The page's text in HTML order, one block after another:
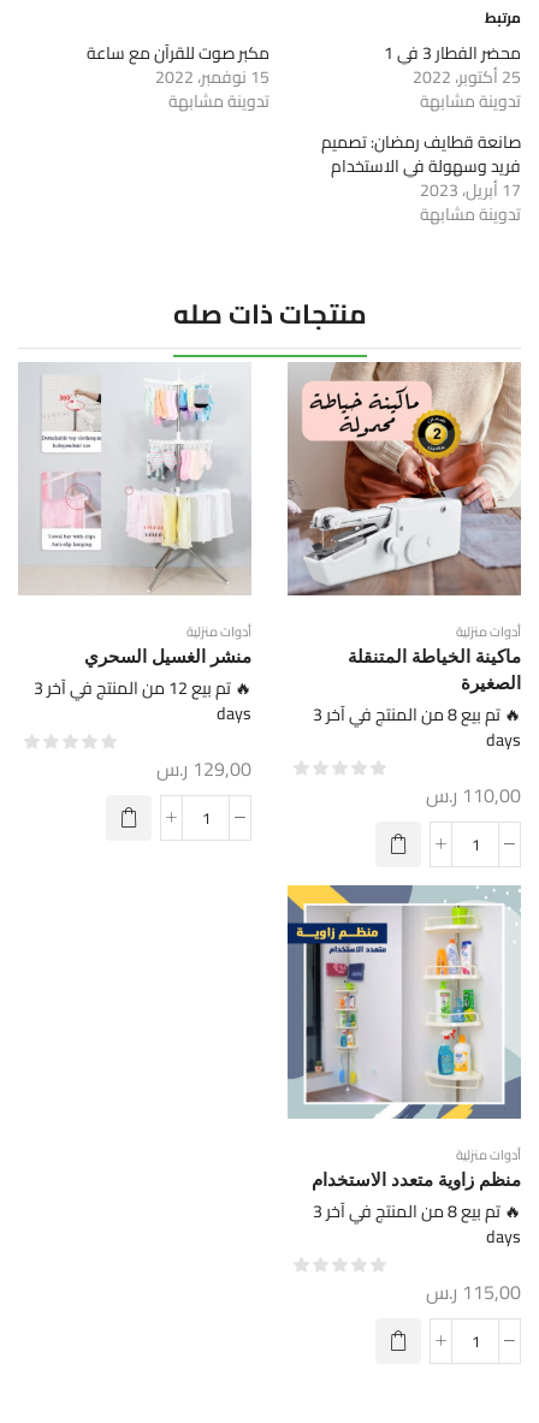
مرتبط
محضر الفطار 3 في 1
25 أكتوبر، 2022
تدوينة مشابهة
مكبر صوت للقرآن مع ساعة
15 نوفمبر، 2022
تدوينة مشابهة
صانعة قطايف رمضان: تصميم
فريد وسهولة في الاستخدام
17 أبريل، 2023
تدوينة مشابهة
منتجات ذات صله
أدوات منزلية
ماكينة الخياطة المتنقلة
الصغيرة
🔥 تم بيع 8 من المنتج في آخر 3
days
110,00 ر.س
أدوات منزلية
منشر الغسيل السحري
🔥 تم بيع 12 من المنتج في آخر 3
days
129,00 ر.س
أدوات منزلية
منظم زاوية متعدد الاستخدام
🔥 تم بيع 8 من المنتج في آخر 3
days
115,00 ر.س